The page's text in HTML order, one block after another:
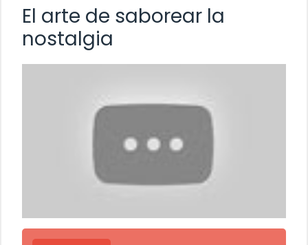
El arte de saborear la
nostalgia